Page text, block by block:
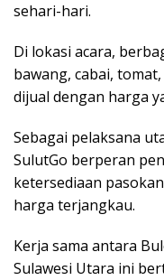
sehari-hari.
Di lokasi acara,
bawang, cabai,
dijual dengan harga
Sebagai pelaksana
SulutGo berperan
ketersediaan
harga terjangkau.
Kerja sama antara
Sulawesi Utara ini